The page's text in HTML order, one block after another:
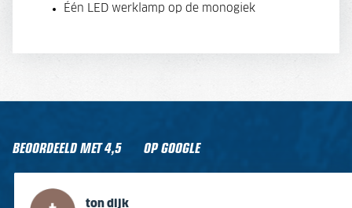
Één LED werklamp op de monogiek
BEOORDEELD MET4,5 OP GOOGLE
ton dijk
Gert van Stein
Jaap Ter Horst
Jurrien Plattel
Kees Van Leeuwen
ton dijk